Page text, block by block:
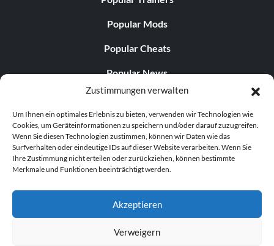
Zustimmungen verwalten
Um Ihnen ein optimales Erlebnis zu bieten, verwenden wir Technologien wie
Cookies, um Geräteinformationen zu speichern und/oder darauf zuzugreifen.
Wenn Sie diesen Technologien zustimmen, können wir Daten wie das
Surfverhalten oder eindeutige IDs auf dieser Website verarbeiten. Wenn Sie
Ihre Zustimmung nicht erteilen oder zurückziehen, können bestimmte
Merkmale und Funktionen beeinträchtigt werden.
Akzeptieren
Verweigern
Popular Mods
Popular Cheats
Popular News
Popular Editorials
Popular Free Games
LATEST UPDATES